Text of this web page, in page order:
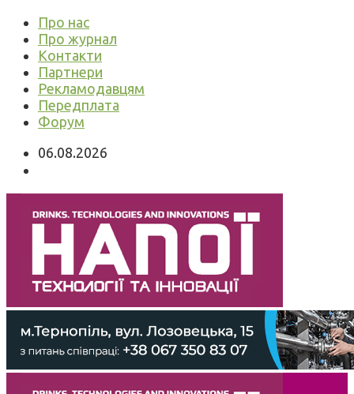
Про нас
Про журнал
Контакти
Партнери
Рекламодавцям
Передплата
Форум
06.08.2026